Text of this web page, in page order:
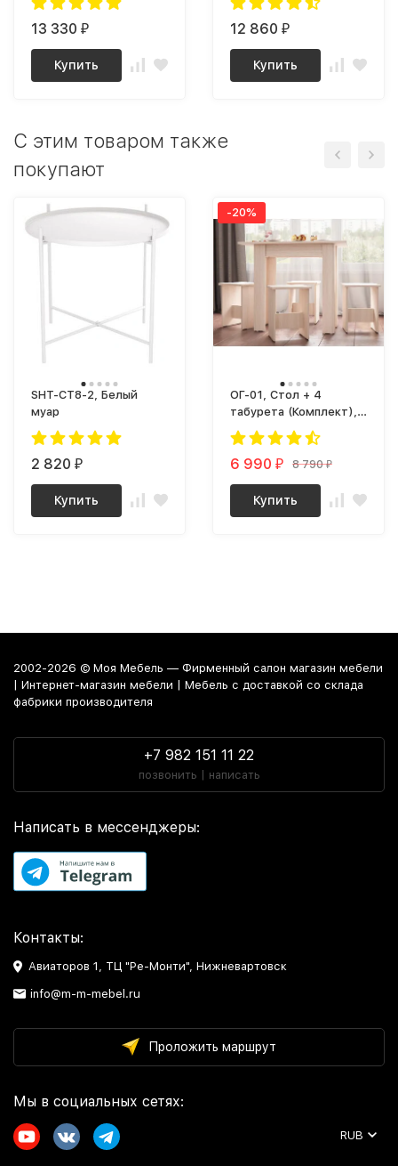
13 330 ₽
Купить
12 860 ₽
Купить
C этим товаром также
покупают
SHT-CT8-2, Белый
муар
2 820 ₽
Купить
-20%
ОГ-01, Стол + 4
табурета (Комплект),
ЛДСП дуб Молочный
6 990 ₽ 8 790₽
Купить
2002-2026 © Моя Мебель — Фирменный салон магазин мебели
| Интернет-магазин мебели | Мебель с доставкой со склада
фабрики производителя
+7 982 151 11 22
позвонить | написать
Написать в мессенджеры:
Контакты:
Авиаторов 1, ТЦ "Ре-Монти", Нижневартовск
info@m-m-mebel.ru
Проложить маршрут
Мы в социальных сетях:
RUB